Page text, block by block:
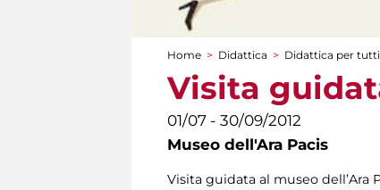
Tu sei qui
Home > Didattica > Didattica per tutti
Visita
01/07 - 30/09/2012
Museo dell'Ara Pacis
Visita guidata al museo dell’Ara